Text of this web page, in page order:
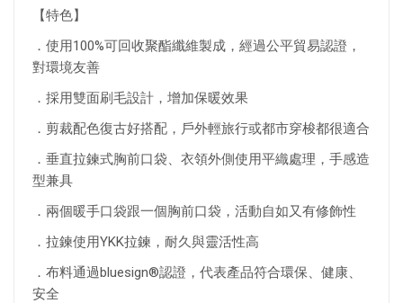
【特色】
．使用100%可回收聚酯纖維製成，經過公平貿易認證，
對環境友善
．採用雙面刷毛設計，增加保暖效果
．剪裁配色復古好搭配，戶外輕旅行或都市穿梭都很適合
．垂直拉鍊式胸前口袋、衣領外側使用平織處理，手感造
型兼具
．兩個暖手口袋跟一個胸前口袋，活動自如又有修飾性
．拉鍊使用YKK拉鍊，耐久與靈活性高
．布料通過bluesign®認證，代表產品符合環保、健康、
安全